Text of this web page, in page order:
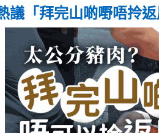
議「拜完山啲嘢唔拎